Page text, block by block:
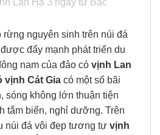
rừng nguyên sinh trên núi đá
đẩy mạnh phát triển du
nam của đảo có vịnh Lan
vịnh Cát Gia có một số bãi
sóng không lớn thuận tiện
tắm biển, nghỉ dưỡng. Trên
núi đá vôi đẹp tương tự vịnh